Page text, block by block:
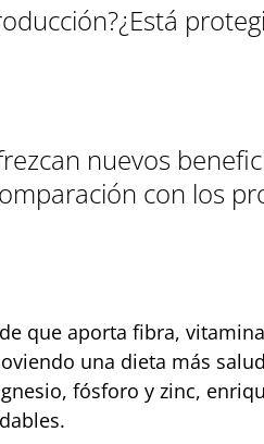
nuevos
con los
que aporta fibra,
una dieta más
fósforo y zinc,